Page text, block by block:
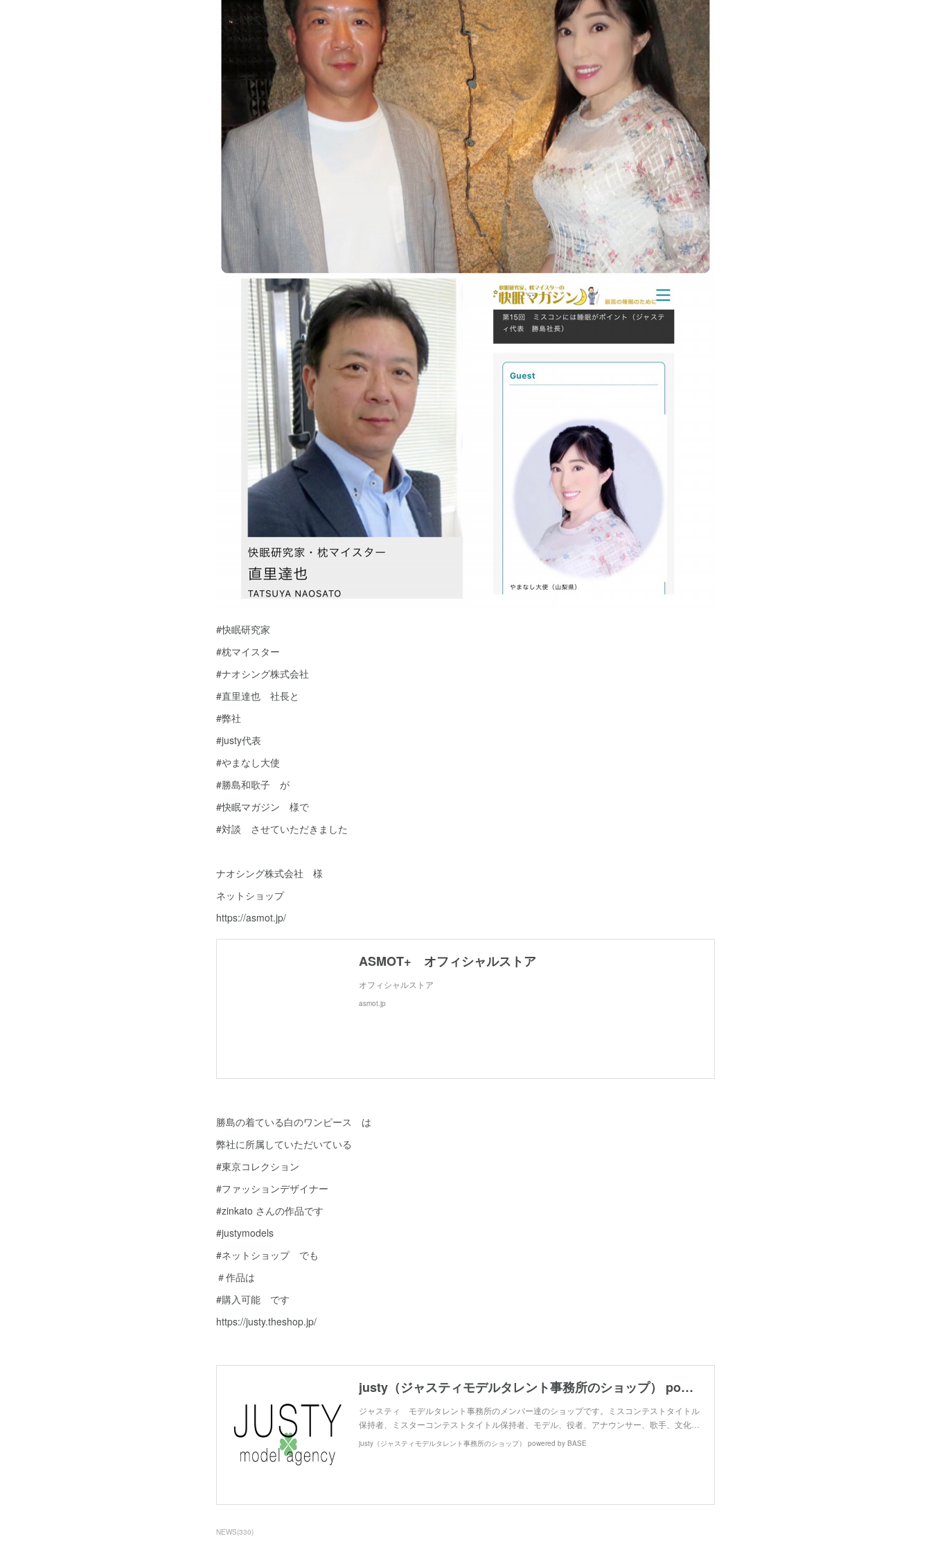
#快眠研究家
#枕マイスター
#ナオシング株式会社
#直里達也 社長と
#弊社
#justy代表
#やまなし大使
#勝島和歌子 が
#快眠マガジン 様で
#対談 させていただきました
ナオシング株式会社 様
ネットショップ
https://asmot.jp/
ASMOT+ オフィシャルストア
オフィシャルストア
asmot.jp
勝島の着ている白のワンピース は
弊社に所属していただいている
#東京コレクション
#ファッションデザイナー
#zinkato さんの作品です
#justymodels
#ネットショップ でも
＃作品は
#購入可能 です
https://justy.theshop.jp/
justy（ジャスティモデルタレント事務所のショップ） powered by BASE
ジャスティ モデルタレント事務所のメンバー達のショップです。ミスコンテストタイトル
保持者、ミスターコンテストタイトル保持者、モデル、役者、アナウンサー、歌手、文化…
justy（ジャスティモデルタレント事務所のショップ） powered by BASE
NEWS(330)